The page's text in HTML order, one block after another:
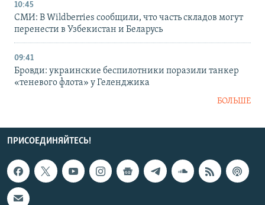
10:45
СМИ: В Wildberries сообщили, что часть складов могут
перенести в Узбекистан и Беларусь
09:41
Бровди: украинские беспилотники поразили танкер
«теневого флота» у Геленджика
БОЛЬШЕ
ПРИСОЕДИНЯЙТЕСЬ!